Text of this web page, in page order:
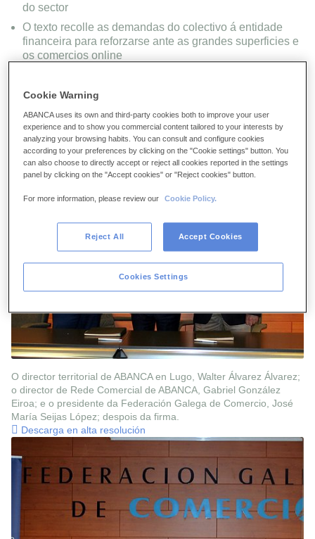
do sector
O texto recolle as demandas do colectivo á entidade
financeira para reforzarse ante as grandes superficies e
os comercios online
campaña de apoio ao pequeno e mediano comercio da
comunidade a través de sorteos de tarxetas agasallo
O director territorial de ABANCA en Lugo, Walter Álvarez Álvarez;
o director de Rede Comercial de ABANCA, Gabriel González
Eiroa; e o presidente da Federación Galega de Comercio, José
María Seijas López; despois da firma.
Descarga en alta resolución
Cookie Warning
ABANCA uses its own and third-party cookies both to improve your user
experience and to show you commercial content tailored to your interests by
analyzing your browsing habits. You can consult and configure cookies
according to your preferences by clicking on the "Cookie settings" button. You
can also choose to directly accept or reject all cookies reported in the settings
panel by clicking on the "Accept cookies" or "Reject cookies" button.
For more information, please review our Cookie Policy.
Cookies Settings
Reject All Accept Cookies